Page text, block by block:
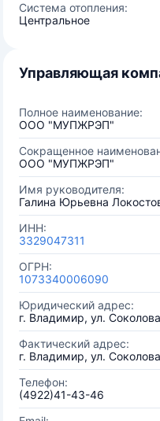
Система отопления:
Центральное
Управляющая
Полное наименование:
ООО "МУПЖРЭП"
Сокращенное
ООО "МУПЖРЭП"
Имя руководителя:
Галина Юрьевна
ИНН:
3329047311
ОГРН:
1073340006090
Юридический адрес:
г. Владимир, ул.
Фактический адрес:
г. Владимир, ул.
Телефон:
(4922)41-43-46